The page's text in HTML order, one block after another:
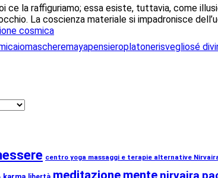
ce la raffiguriamo; essa esiste, tuttavia, come
La coscienza materiale si impadronisce
cosmica
iomascheremayapensieroplatonerisvegliosé
centro yoga massaggi e terapie alternative
meditazione mente nirvaira